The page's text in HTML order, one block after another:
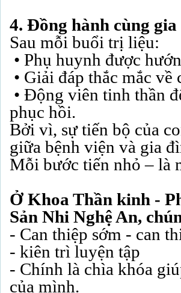
4. Đồng hành cùng
Sau mỗi buổi trị liệu:
• Phụ huynh được
• Giải đáp thắc mắc
• Động viên tinh thần
phục hồi.
Bởi vì, sự tiến bộ của
giữa bệnh viện và gia
Mỗi bước tiến nhỏ – là
Ở Khoa Thần kinh -
Sản Nhi Nghệ An,
- Can thiệp sớm - can
- kiên trì luyện tập
- Chính là chìa khóa
của mình.